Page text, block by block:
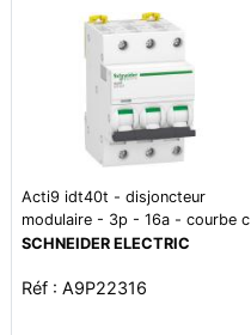
Acti9 idt40t - disjoncteur
modulaire - 3p - 16a - courbe c
- 4500a/6ka
SCHNEIDER ELECTRIC
Réf : A9P22316